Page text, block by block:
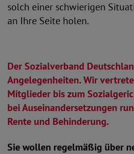
solch einer schwierigen
an Ihre Seite holen.
Der Sozialverband
Angelegenheiten. Wir
Mitglieder bis zum
bei Auseinandersetzungen
Rente und Behinderung.
Sie wollen regelmäßig über